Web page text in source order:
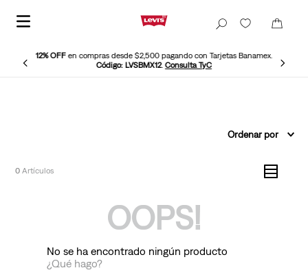
12% OFFen compras desde $2,500 pagando con Tarjetas Banamex.
Código: LVSBMX12. Consulta TyC
Ordenar por
0
OOPS!
No se ha encontrado ningún producto
¿Qué hago?